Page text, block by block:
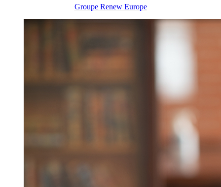
Groupe Renew Europe